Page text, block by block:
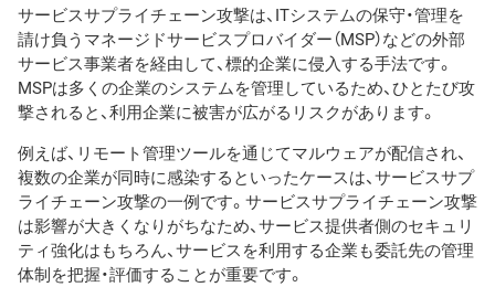
サービスサプライチェーン攻撃は、ITシステムの保守・管理を
請け負うマネージドサービスプロバイダー（MSP）などの外部
サービス事業者を経由して、標的企業に侵入する手法です。
MSPは多くの企業のシステムを管理しているため、ひとたび攻
撃されると、利用企業に被害が広がるリスクがあります。
例えば、リモート管理ツールを通じてマルウェアが配信され、
複数の企業が同時に感染するといったケースは、サービスサプ
ライチェーン攻撃の一例です。サービスサプライチェーン攻撃
は影響が大きくなりがちなため、サービス提供者側のセキュリ
ティ強化はもちろん、サービスを利用する企業も委託先の管理
体制を把握・評価することが重要です。